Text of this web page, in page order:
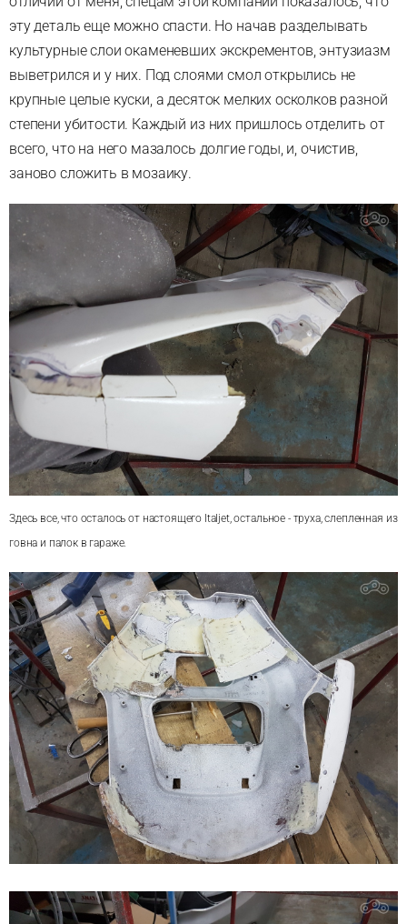
эту деталь еще можно спасти. Но начав разделывать
культурные слои окаменевших экскрементов, энтузиазм
выветрился и у них. Под слоями смол открылись не
крупные целые куски, а десяток мелких осколков разной
степени убитости. Каждый из них пришлось отделить от
всего, что на него мазалось долгие годы, и, очистив,
заново сложить в мозаику.
Здесь все, что осталось от настоящего Italjet, остальное - труха, слепленная из
говна и палок в гараже.